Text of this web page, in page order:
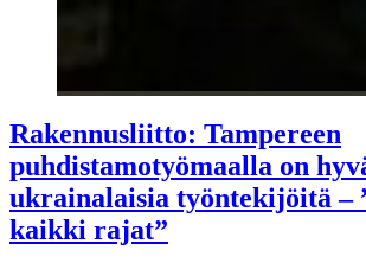
Rakennusliitto: Tampereen
puhdistamotyömaalla on
ukrainalaisia työntekijöitä –
kaikki rajat”